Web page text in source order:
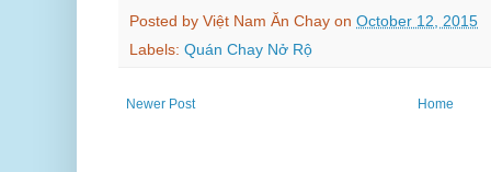
Posted by Việt Nam Ăn Chay on October 12, 2015
Labels: Quán Chay Nở Rộ
Newer Post Home